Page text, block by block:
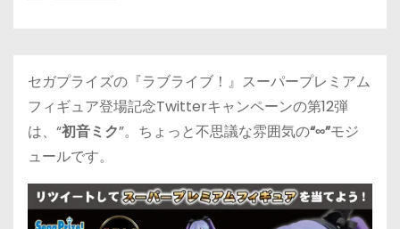
セガプライズの『ラブライブ！』スーパープレミアム
フィギュア登場記念Twitterキャンペーンの第12弾
は、“初音ミク”。ちょっと不思議な雰囲気の“∞”モジ
ュールです。